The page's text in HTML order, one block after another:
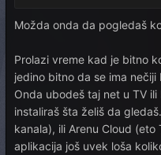
Možda onda da pogledaš
Prolazi vreme kad je bitno
jedino bitno da se ima nečiji
Onda ubodeš taj net u TV
instaliraš šta želiš da
kanala), ili Arenu Cloud (eto
aplikacija još uvek loša